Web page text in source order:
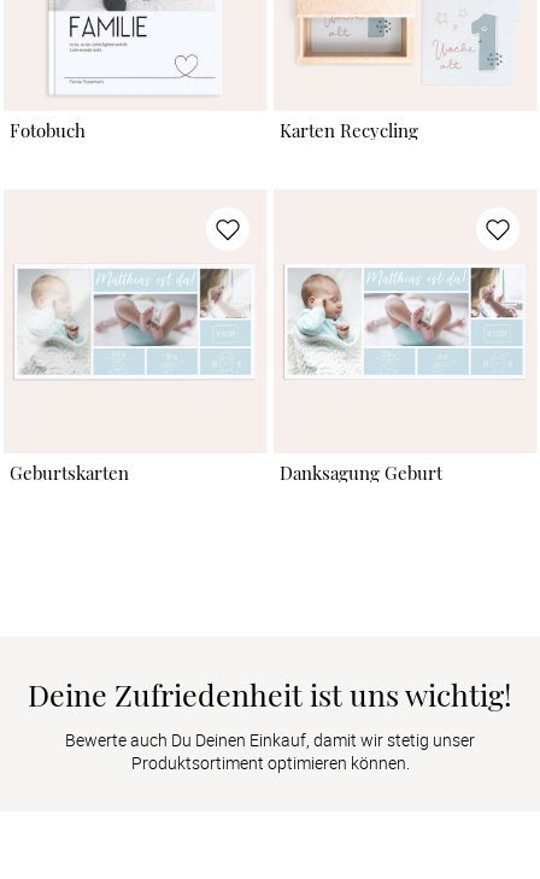
Fotobuch Karten Recycling
Geburtskarten Danksagung Geburt
Deine Zufriedenheit ist uns wichtig!
Bewerte auch Du Deinen Einkauf, damit wir stetig unser
Produktsortiment optimieren können.